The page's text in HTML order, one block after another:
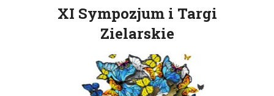
XI Sympozjum i Targi
Zielarskie